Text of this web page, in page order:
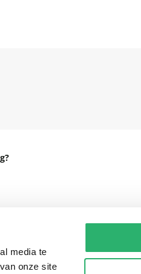
media te
onze site